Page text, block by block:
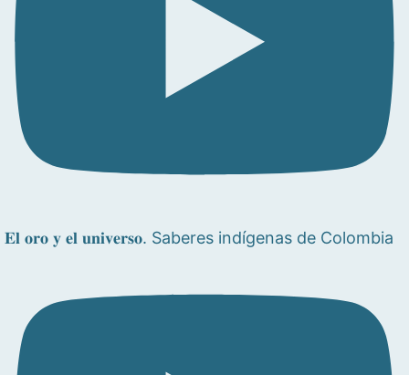
𝐄𝐥 𝐨𝐫𝐨 𝐲 𝐞𝐥 𝐮𝐧𝐢𝐯𝐞𝐫𝐬𝐨. Saberes indígenas de Colombia